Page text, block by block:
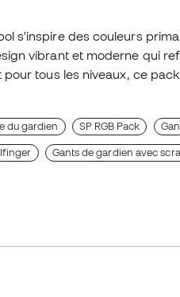
s'inspire des couleurs
vibrant et moderne qui
tous les niveaux, ce
du gardien SP RGB Pack
Gants de gardien avec